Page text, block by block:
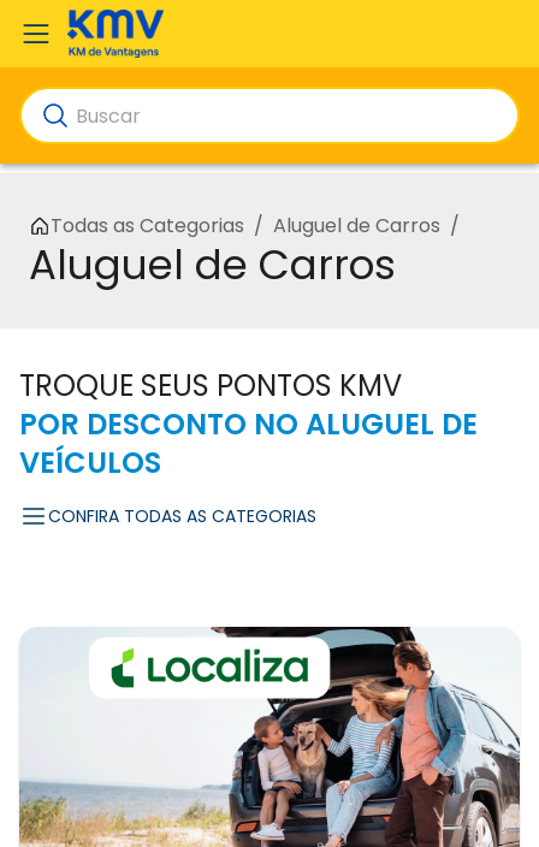
Todas as Categorias / Aluguel de Carros /
Aluguel de Carros
TROQUE SEUS PONTOS KMV
POR DESCONTO NO ALUGUEL DE
VEÍCULOS
CONFIRA TODAS AS CATEGORIAS